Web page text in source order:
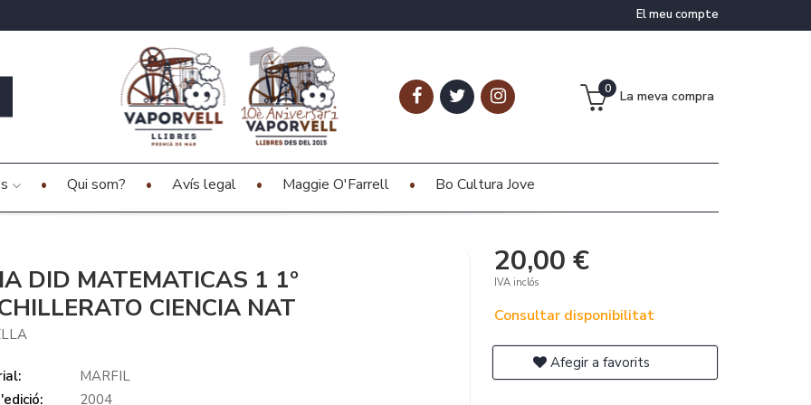
El meu compte
La meva compra
0
Qui som? Avís legal Maggie O'Farrell Bo Cultura Jove
DID MATEMATICAS 1 1º
CIENCIA NAT
MARFIL
2004
20,00 €
IVA inclós
Consultar disponibilitat
Afegir a favorits